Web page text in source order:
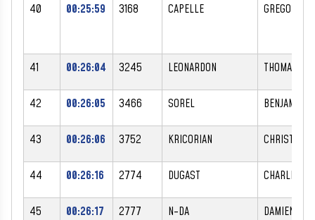
40 00:25:59 3168 CAPELLE GREGORY
41 00:26:04 3245 LEONARDON THOMAS
42 00:26:05 3466 SOREL BENJAMIN
43 00:26:06 3752 KRICORIAN CHRISTOPHE
44 00:26:16 2774 DUGAST CHARLIE
45 00:26:17 2777 N-DA DAMIEN